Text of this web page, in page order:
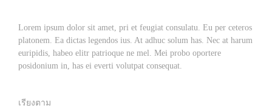
Lorem ipsum dolor sit amet, pri et feugiat consulatu. Eu per ceteros
platonem. Ea dictas legendos ius. At adhuc solum has. Nec at harum
euripidis, habeo elitr patrioque ne mel. Mei probo oportere
posidonium in, has ei everti volutpat consequat.
เรียงตาม